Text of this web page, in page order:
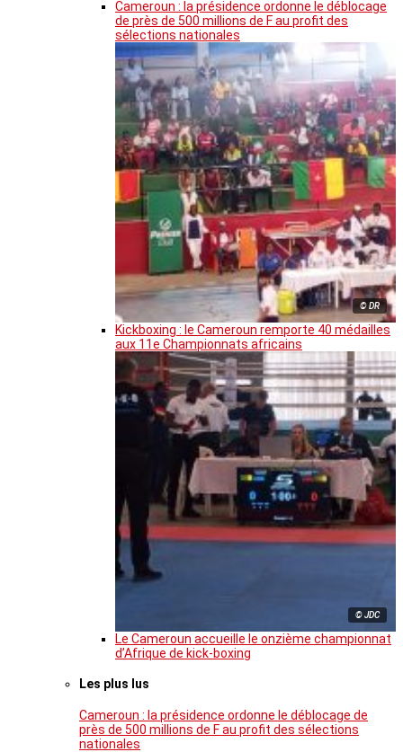
Cameroun : la présidence ordonne le déblocage
de près de 500 millions de F au profit des
sélections nationales
© DR
Kickboxing : le Cameroun remporte 40 médailles
aux 11e Championnats africains
© JDC
Le Cameroun accueille le onzième championnat
d’Afrique de kick-boxing
Les plus lus
Cameroun : la présidence ordonne le déblocage de
près de 500 millions de F au profit des sélections
nationales